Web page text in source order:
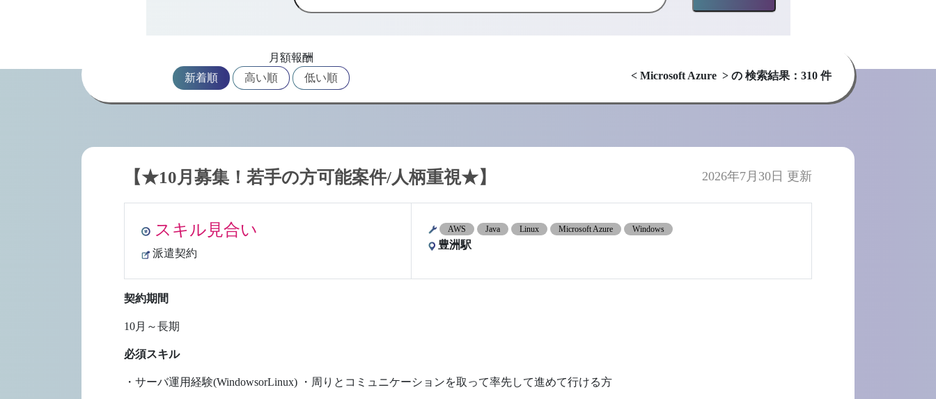
新着順
月額報酬
高い順
低い順 < Microsoft Azure > の 検索結果：310 件
【★10月募集！若手の方可能案件/人柄重視★】 2026年7月30日 更新
スキル見合い
派遣契約
AWS Java Linux Microsoft Azure Windows
豊洲駅
契約期間
10月～長期
必須スキル
・サーバ運用経験(WindowsorLinux) ・周りとコミュニケーションを取って率先して進めて行ける方